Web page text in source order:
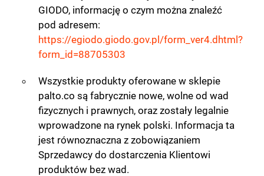
GIODO, informację o czym można znaleźć
pod adresem:
https://egiodo.giodo.gov.pl/form_ver4.dhtml?
form_id=88705303
Wszystkie produkty oferowane w sklepie
palto.co są fabrycznie nowe, wolne od wad
fizycznych i prawnych, oraz zostały legalnie
wprowadzone na rynek polski. Informacja ta
jest równoznaczna z zobowiązaniem
Sprzedawcy do dostarczenia Klientowi
produktów bez wad.